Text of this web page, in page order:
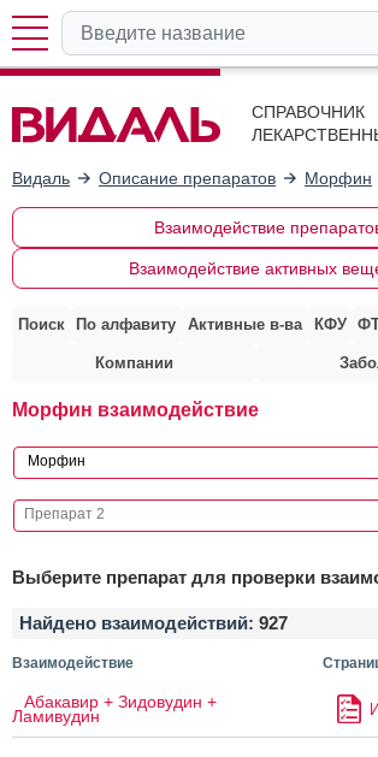
СПРАВОЧНИК
Видаль Описание препаратов Морфин
Взаимодействие
Взаимодействие активных
Поиск По алфавиту Активные в-ва КФУ
Компании
Морфин взаимодействие
Выберите препарат для проверки
Найдено взаимодействий: 927
Взаимодействие
Абакавир + Зидовудин +
Ламивудин